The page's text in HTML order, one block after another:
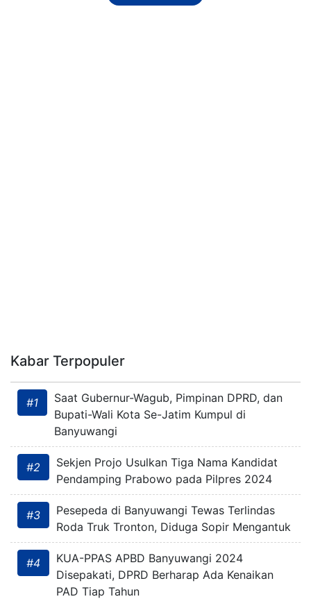
Kabar Terpopuler
#1
Saat Gubernur-Wagub, Pimpinan DPRD, dan
Bupati-Wali Kota Se-Jatim Kumpul di
Banyuwangi
#2
Sekjen Projo Usulkan Tiga Nama Kandidat
Pendamping Prabowo pada Pilpres 2024
#3
Pesepeda di Banyuwangi Tewas Terlindas
Roda Truk Tronton, Diduga Sopir Mengantuk
#4
KUA-PPAS APBD Banyuwangi 2024
Disepakati, DPRD Berharap Ada Kenaikan
PAD Tiap Tahun